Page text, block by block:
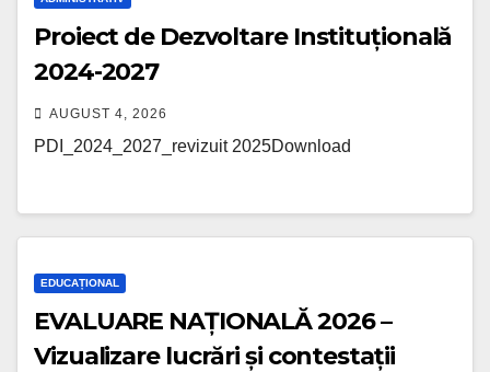
Proiect de Dezvoltare Instituțională
2024-2027
AUGUST 4, 2026
PDI_2024_2027_revizuit 2025Download
EDUCAȚIONAL
EVALUARE NAȚIONALĂ 2026 –
Vizualizare lucrări și contestații